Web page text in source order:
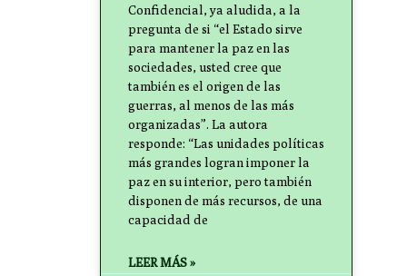
Confidencial, ya aludida, a la
pregunta de si “el Estado sirve
para mantener la paz en las
sociedades, usted cree que
también es el origen de las
guerras, al menos de las más
organizadas”. La autora
responde: “Las unidades políticas
más grandes logran imponer la
paz en su interior, pero también
disponen de más recursos, de una
capacidad de
LEER MÁS »